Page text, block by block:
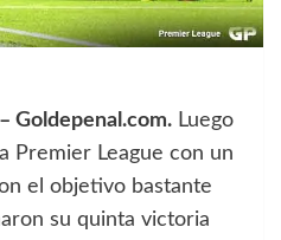
Goldepenal.com. Luego
Premier League con un
el objetivo bastante
su quinta victoria